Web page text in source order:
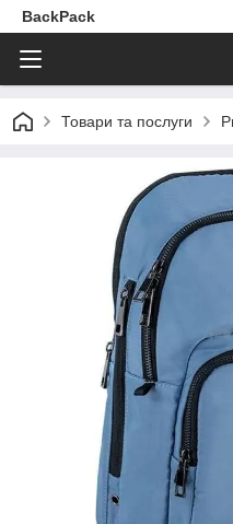
BackPack
Товари та послуги